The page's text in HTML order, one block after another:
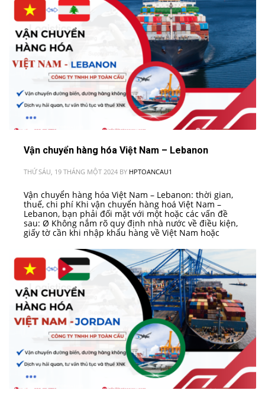
PUBLISHED IN VIỆT NAM - ISRAEL
Vận chuyển hàng hóa Việt Nam – Lebanon
THỨ SÁU, 19 THÁNG MỘT 2024 BY HPTOANCAU1
Vận chuyển hàng hóa Việt Nam – Lebanon: thời gian,
thuế, chi phí Khi vận chuyển hàng hoá Việt Nam –
Lebanon, bạn phải đối mặt với một hoặc các vấn đề
sau: Ø Không nắm rõ quy định nhà nước về điều kiện,
giấy tờ cần khi nhập khẩu hàng về Việt Nam hoặc